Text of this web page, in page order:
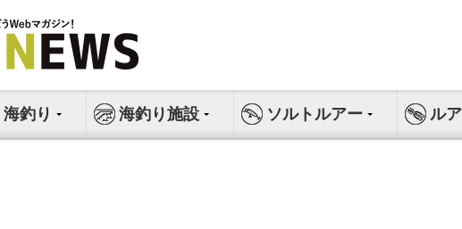
海釣り 海釣り施設 ソルトルアー ル